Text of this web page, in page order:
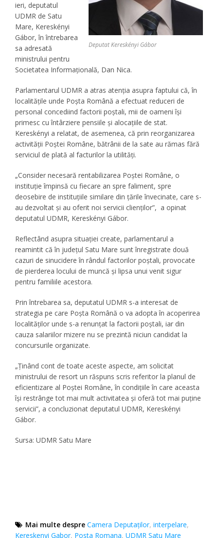
Deputat Kereskényi Gábor
ieri, deputatul
UDMR de Satu
Mare, Kereskényi
Gábor, în întrebarea
sa adresată
ministrului pentru
Societatea Informaţională, Dan Nica.
Parlamentarul UDMR a atras atenţia asupra faptului că, în
localităţile unde Poşta Română a efectuat reduceri de
personal concediind factorii poştali, mii de oameni îşi
primesc cu întârziere pensiile şi alocaţiile de stat.
Kereskényi a relatat, de asemenea, că prin reorganizarea
activităţii Poştei Române, bătrânii de la sate au rămas fără
serviciul de plată al facturilor la utilităţi.
„Consider necesară rentabilizarea Poştei Române, o
instituţie împinsă cu fiecare an spre faliment, spre
deosebire de instituţiile similare din ţările învecinate, care s-
au dezvoltat şi au oferit noi servicii clienţilor”, a opinat
deputatul UDMR, Kereskényi Gábor.
Reflectând asupra situaţiei create, parlamentarul a
reamintit că în judeţul Satu Mare sunt înregistrate două
cazuri de sinucidere în rândul factorilor poştali, provocate
de pierderea locului de muncă şi lipsa unui venit sigur
pentru familiile acestora.
Prin întrebarea sa, deputatul UDMR s-a interesat de
strategia pe care Poşta Română o va adopta în acoperirea
localităţilor unde s-a renunţat la factorii poştali, iar din
cauza salariilor mizere nu se prezintă niciun candidat la
concursurile organizate.
„Ţinând cont de toate aceste aspecte, am solicitat
ministrului de resort un răspuns scris referitor la planul de
eficientizare al Poştei Române, în condiţiile în care aceasta
îşi restrânge tot mai mult activitatea şi oferă tot mai puţine
servicii”, a concluzionat deputatul UDMR, Kereskényi
Gábor.
Sursa: UDMR Satu Mare
Mai multe despre Camera Deputaţilor,interpelare,
Kereskenyi Gabor, Posta Romana,UDMR Satu Mare